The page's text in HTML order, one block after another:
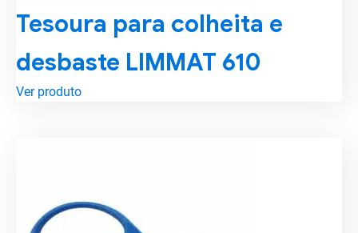
Tesoura para colheita e
desbaste LIMMAT 610
Ver produto